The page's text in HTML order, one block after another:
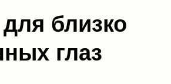
близко
глаз